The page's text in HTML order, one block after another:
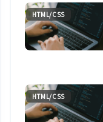
HTML/CSS
HTML/CSS